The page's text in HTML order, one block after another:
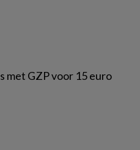
met GZP voor 15 euro